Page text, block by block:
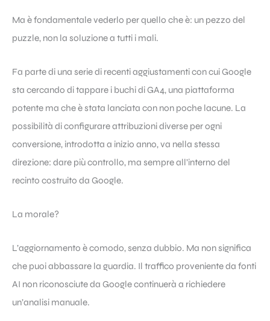
Ma è fondamentale vederlo per quello che è: un pezzo del
puzzle, non la soluzione a tutti i mali.
Fa parte di una serie di recenti aggiustamenti con cui Google
sta cercando di tappare i buchi di GA4, una piattaforma
potente ma che è stata lanciata con non poche lacune. La
possibilità di configurare attribuzioni diverse per ogni
conversione, introdotta a inizio anno, va nella stessa
direzione: dare più controllo, ma sempre all’interno del
recinto costruito da Google.
La morale?
L’aggiornamento è comodo, senza dubbio. Ma non significa
che puoi abbassare la guardia. Il traffico proveniente da fonti
AI non riconosciute da Google continuerà a richiedere
un’analisi manuale.